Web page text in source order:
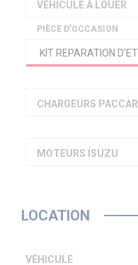
VÉHICULE À LOUER
PIÈCE D'OCCASION
CHARGEURS PACCAR
MOTEURS ISUZU
LOCATION
VÉHICULE